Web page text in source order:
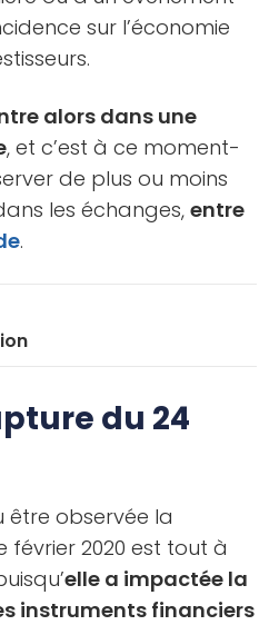
sur l’économie
alors dans une
, et c’est à ce moment-
de plus ou moins
les échanges, entre
.
du 24
être observée la
février 2020 est tout à
elle a impactée la
instruments financiers